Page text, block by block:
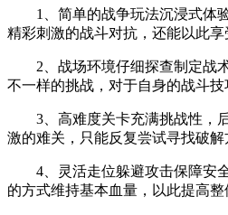
1、简单的战争玩法沉浸式体
精彩刺激的战斗对抗，还能以此享
2、战场环境仔细探查制定战
不一样的挑战，对于自身的战斗技
3、高难度关卡充满挑战性，后
激的难关，只能反复尝试寻找破解
4、灵活走位躲避攻击保障安
的方式维持基本血量，以此提高整